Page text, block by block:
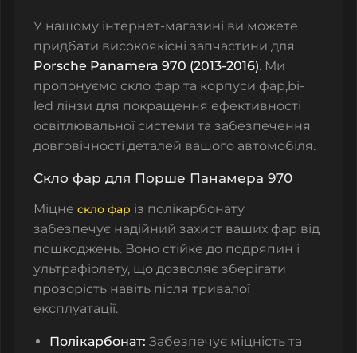
У нашому інтернет-магазині ви можете
придбати високоякісні запчастини для
Porsche Panamera 970 (2013-2016). Ми
пропонуємо скло фар та корпуси фар,bi-
led лінзи для покращення ефективності
освітлювальної системи та забезпечення
довговічності деталей вашого автомобіля.
Скло фар для Порше Панамера 970
Міцне скло фар із полікарбонату
забезпечує надійний захист ваших фар від
пошкоджень. Воно стійке до подряпин і
ультрафіолету, що дозволяє зберігати
прозорість навіть після тривалої
експлуатації.
Полікарбонат: Забезпечує міцність та